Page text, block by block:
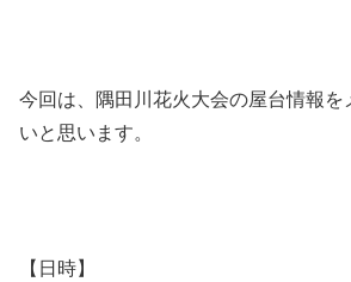
今回は、隅田川花火大会の屋台情報を
いと思います。
【日時】